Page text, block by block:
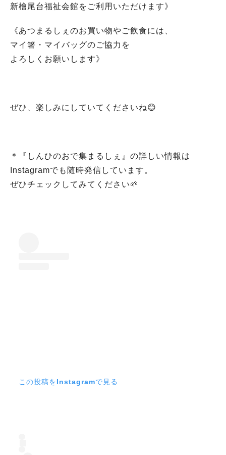
新檜尾台福祉会館をご利用いただけます》
《あつまるしぇのお買い物やご飲食には、
マイ箸・マイバッグのご協力を
よろしくお願いします》
ぜひ、楽しみにしていてくださいね😊
＊『しんひのおで集まるしぇ』の詳しい情報は
Instagramでも随時発信しています。
ぜひチェックしてみてください🌱
この投稿をInstagramで見る